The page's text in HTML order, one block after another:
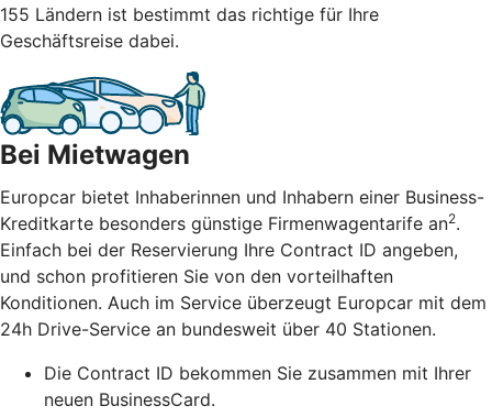
155 Ländern ist bestimmt das richtige für Ihre
Geschäftsreise dabei.
Bei Mietwagen
Europcar bietet Inhaberinnen und Inhabern einer Business-
Kreditkarte besonders günstige Firmenwagentarife an2.
Einfach bei der Reservierung Ihre Contract ID angeben,
und schon profitieren Sie von den vorteilhaften
Konditionen. Auch im Service überzeugt Europcar mit dem
24h Drive-Service an bundesweit über 40 Stationen.
Die Contract ID bekommen Sie zusammen mit Ihrer
neuen BusinessCard.